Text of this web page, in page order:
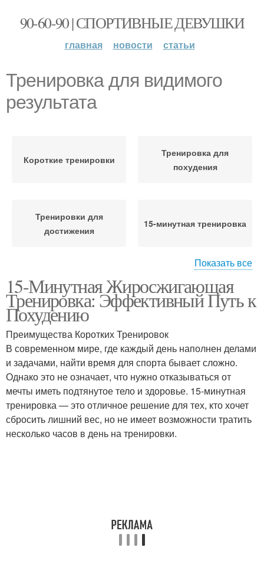
90-60-90 | СПОРТИВНЫЕ ДЕВУШКИ
главная новости статьи
Тренировка для видимого
результата
Короткие тренировки
Тренировка для
похудения
Тренировки для
достижения
15-минутная тренировка
Тренировка для людей Тренировка с диетой
Тренировки за короткое
время
Функциональные
тренировки
Показать все
15-Минутная Жиросжигающая
Тренировка: Эффективный Путь к
Похудению
Преимущества Коротких Тренировок
В современном мире, где каждый день наполнен делами
и задачами, найти время для спорта бывает сложно.
Однако это не означает, что нужно отказываться от
мечты иметь подтянутое тело и здоровье. 15-минутная
тренировка — это отличное решение для тех, кто хочет
сбросить лишний вес, но не имеет возможности тратить
несколько часов в день на тренировки.